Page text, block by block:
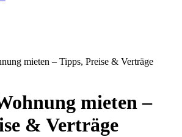
mieten – Tipps, Preise & Verträge
mieten –
& Verträge